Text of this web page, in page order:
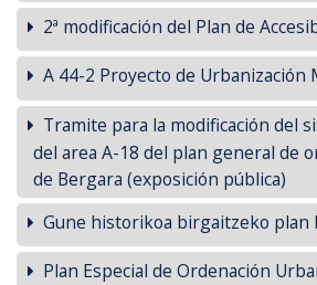
2ª modificación del Plan de
A 44-2 Proyecto de Urbanización
Tramite para la modificación del
del area A-18 del plan general de
de Bergara (exposición pública)
Gune historikoa birgaitzeko plan
Plan Especial de Ordenación